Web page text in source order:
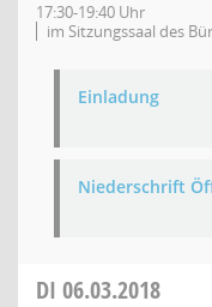
17:30-19:40 Uhr
im Sitzungssaal des
Einladung
Niederschrift
DI 06.03.2018